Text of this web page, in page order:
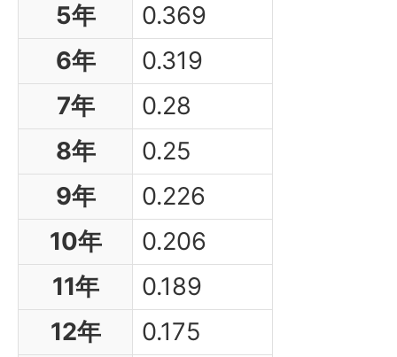
5年
0.369
6年
0.319
7年
0.28
8年
0.25
9年
0.226
10年
0.206
11年
0.189
12年
0.175